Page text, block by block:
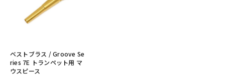
ベストブラス / Groove Se
ries 7E トランペット用 マ
ウスピース